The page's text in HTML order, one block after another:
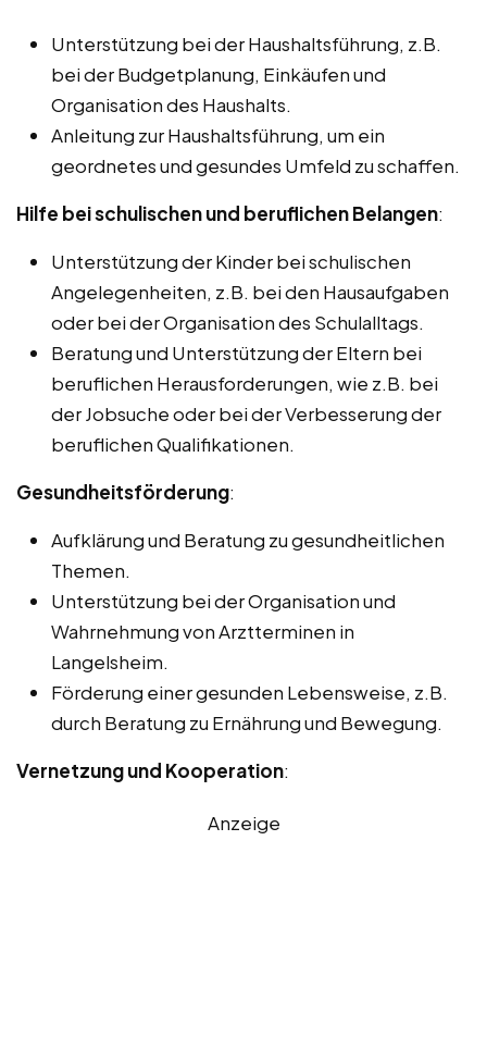
Unterstützung bei der Haushaltsführung, z.B.
bei der Budgetplanung, Einkäufen und
Organisation des Haushalts.
Anleitung zur Haushaltsführung, um ein
geordnetes und gesundes Umfeld zu schaffen.
Hilfe bei schulischen und beruflichen Belangen:
Unterstützung der Kinder bei schulischen
Angelegenheiten, z.B. bei den Hausaufgaben
oder bei der Organisation des Schulalltags.
Beratung und Unterstützung der Eltern bei
beruflichen Herausforderungen, wie z.B. bei
der Jobsuche oder bei der Verbesserung der
beruflichen Qualifikationen.
Gesundheitsförderung:
Aufklärung und Beratung zu gesundheitlichen
Themen.
Unterstützung bei der Organisation und
Wahrnehmung von Arztterminen in
Langelsheim.
Förderung einer gesunden Lebensweise, z.B.
durch Beratung zu Ernährung und Bewegung.
Vernetzung und Kooperation:
Anzeige